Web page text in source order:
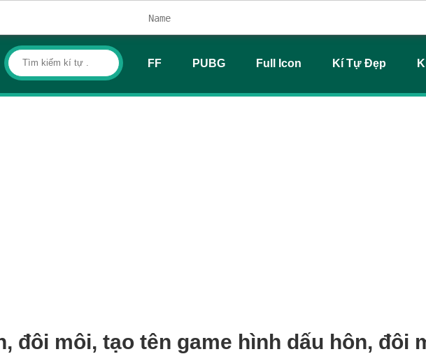
FF PUBG Full Icon Kí Tự Đẹp
đôi môi, tạo tên game hình dấu hôn, đôi